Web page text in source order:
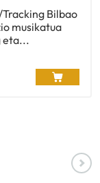
Tracking Bilbao
musikatua
eta...